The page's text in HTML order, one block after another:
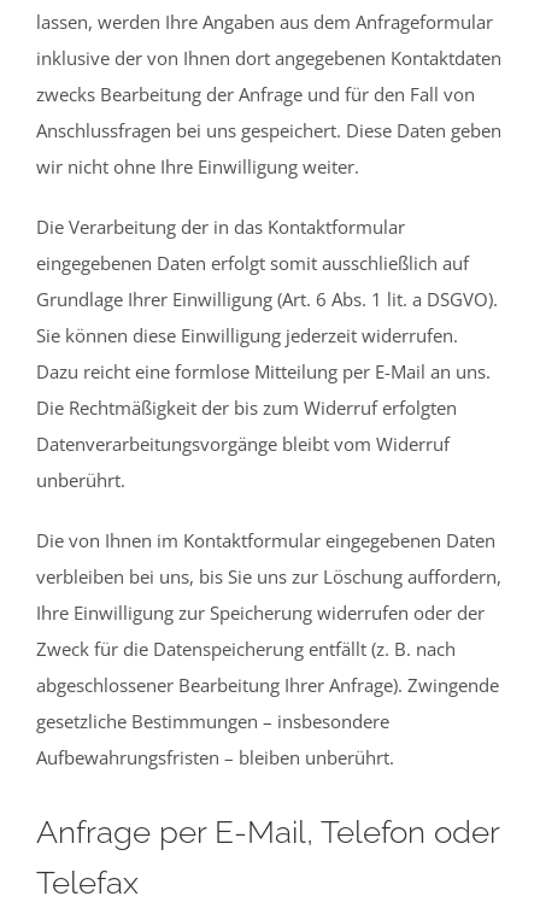
lassen, werden Ihre Angaben aus dem Anfrageformular
inklusive der von Ihnen dort angegebenen Kontaktdaten
zwecks Bearbeitung der Anfrage und für den Fall von
Anschlussfragen bei uns gespeichert. Diese Daten geben
wir nicht ohne Ihre Einwilligung weiter.
Die Verarbeitung der in das Kontaktformular
eingegebenen Daten erfolgt somit ausschließlich auf
Grundlage Ihrer Einwilligung (Art. 6 Abs. 1 lit. a DSGVO).
Sie können diese Einwilligung jederzeit widerrufen.
Dazu reicht eine formlose Mitteilung per E-Mail an uns.
Die Rechtmäßigkeit der bis zum Widerruf erfolgten
Datenverarbeitungsvorgänge bleibt vom Widerruf
unberührt.
Die von Ihnen im Kontaktformular eingegebenen Daten
verbleiben bei uns, bis Sie uns zur Löschung auffordern,
Ihre Einwilligung zur Speicherung widerrufen oder der
Zweck für die Datenspeicherung entfällt (z. B. nach
abgeschlossener Bearbeitung Ihrer Anfrage). Zwingende
gesetzliche Bestimmungen – insbesondere
Aufbewahrungsfristen – bleiben unberührt.
Anfrage per E-Mail, Telefon oder
Telefax